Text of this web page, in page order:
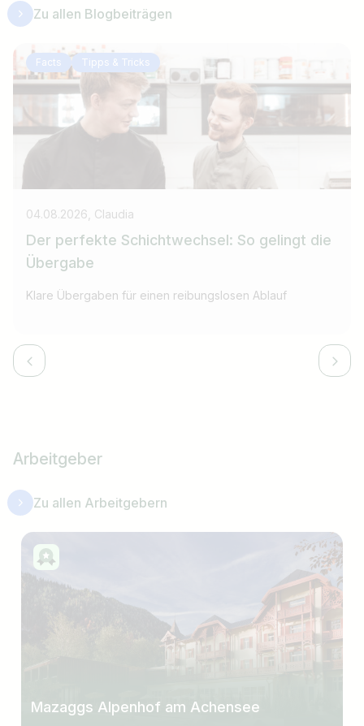
Zu allen Blogbeiträgen
Facts Tipps & Tricks
04.08.2026, Claudia
Der perfekte Schichtwechsel: So gelingt die
Übergabe
Klare Übergaben für einen reibungslosen Ablauf
Arbeitgeber
Zu allen Arbeitgebern
Mazaggs Alpenhof am Achensee